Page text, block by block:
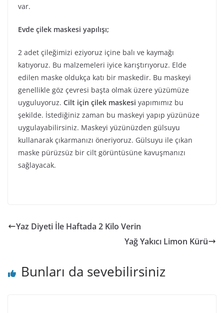
var.
Evde çilek maskesi yapılışı;
2 adet çileğimizi eziyoruz içine balı ve kaymağı
katıyoruz. Bu malzemeleri iyice karıştırıyoruz. Elde
edilen maske oldukça katı bir maskedir. Bu maskeyi
genellikle göz çevresi başta olmak üzere yüzümüze
uyguluyoruz. Cilt için çilek maskesi yapımımız bu
şekilde. İstediğiniz zaman bu maskeyi yapıp yüzünüze
uygulayabilirsiniz. Maskeyi yüzünüzden gülsuyu
kullanarak çıkarmanızı öneriyoruz. Gülsuyu ile çıkan
maske pürüzsüz bir cilt görüntüsüne kavuşmanızı
sağlayacak.
Yaz Diyeti İle Haftada 2 Kilo Verin
Yağ Yakıcı Limon Kürü
Bunları da sevebilirsiniz